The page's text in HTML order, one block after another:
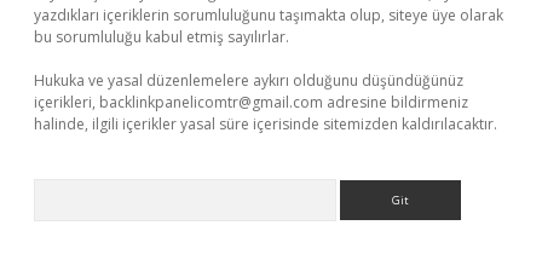
yazdıkları içeriklerin sorumluluğunu taşımakta olup, siteye üye olarak
bu sorumluluğu kabul etmiş sayılırlar.
Hukuka ve yasal düzenlemelere aykırı olduğunu düşündüğünüz
içerikleri, backlinkpanelicomtr@gmail.com adresine bildirmeniz
halinde, ilgili içerikler yasal süre içerisinde sitemizden kaldırılacaktır.